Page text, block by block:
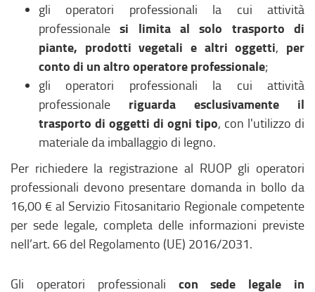
gli operatori professionali la cui attività
professionalesi limita al solo trasporto di
piante, prodotti vegetali e altri oggetti, per
conto di un altro operatore professionale;
gli operatori professionali la cui attività
professionale riguarda esclusivamente il
trasporto di oggetti di ogni tipo, con l'utilizzo di
materiale da imballaggio di legno.
Per richiedere la registrazione al RUOP gli operatori
professionali devono presentare domanda in bollo da
16,00 € al Servizio Fitosanitario Regionale competente
per sede legale, completa delle informazioni previste
nell’art. 66 del Regolamento (UE) 2016/2031.
Gli operatori professionali con sede legale in